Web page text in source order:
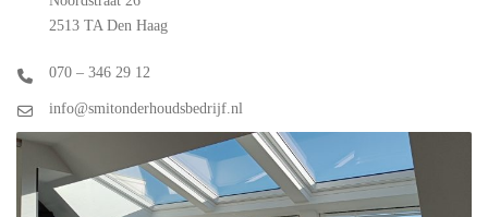
2513 TA Den Haag
070 – 346 29 12
info@smitonderhoudsbedrijf.nl